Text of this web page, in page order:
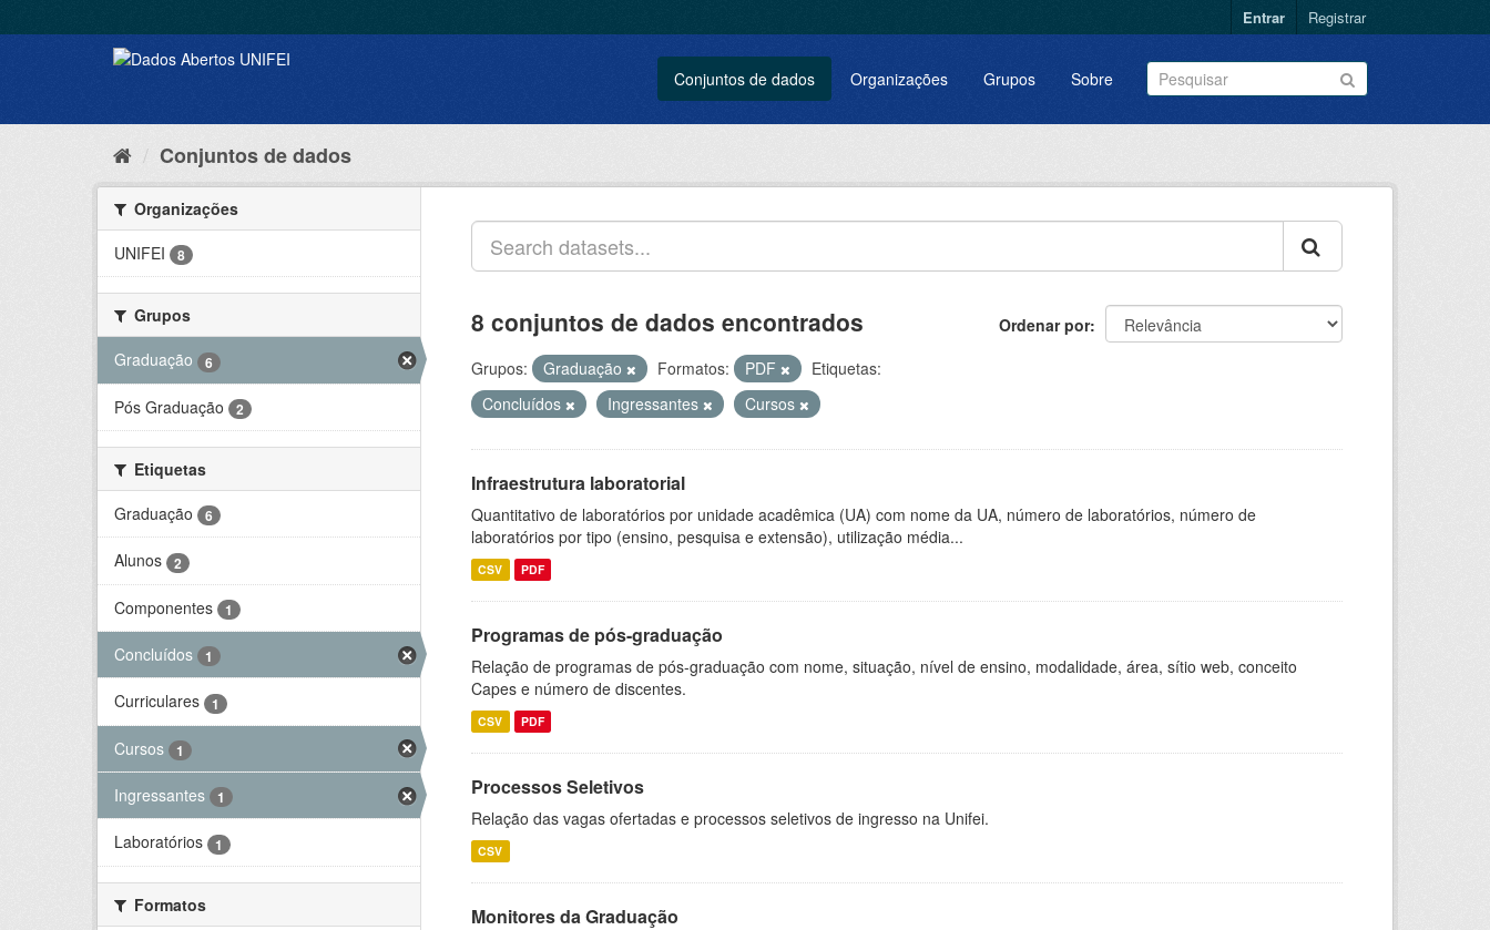
Entrar Registrar
Conjuntos de dados Organizações Grupos Sobre
Conjuntos de dados
Organizações
UNIFEI
8
Grupos
Graduação
6
Pós Graduação 2
Etiquetas
Graduação
6
Alunos 2
Componentes 1
Concluídos 1
Curriculares 1
Cursos 1
Ingressantes 1
Laboratórios 1
Formatos
Ordenar por
8 conjuntos de dados encontrados
Grupos: Graduação Formatos: PDF
Etiquetas:
Concluídos
Ingressantes Cursos
Infraestrutura laboratorial
Quantitativo de laboratórios por unidade acadêmica (UA) com nome da UA, número de laboratórios, número de
laboratórios por tipo (ensino, pesquisa e extensão), utilização média...
CSV PDF
Programas de pós-graduação
Relação de programas de pós-graduação com nome, situação, nível de ensino, modalidade, área, sítio web, conceito
Capes e número de discentes.
CSV PDF
Processos Seletivos
Relação das vagas ofertadas e processos seletivos de ingresso na Unifei.
CSV
Monitores da Graduação